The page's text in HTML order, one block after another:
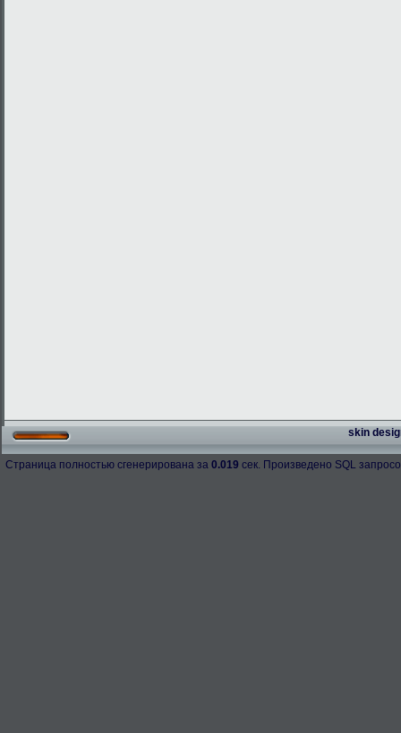
skin
Страница полностью сгенерирована за 0.019 сек. Произведено SQL